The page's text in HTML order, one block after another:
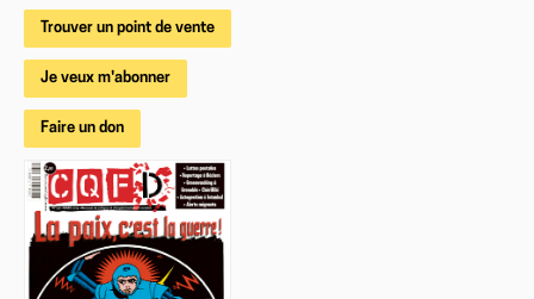
Trouver un point de vente
Je veux m'abonner
Faire un don